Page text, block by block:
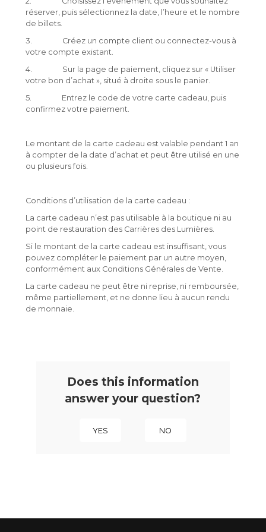
réserver, puis sélectionnez la date, l’heure et le nombre
de billets.
3. Créez un compte client ou connectez-vous à
votre compte existant.
4. Sur la page de paiement, cliquez sur « Utiliser
votre bon d’achat », situé à droite sous le panier.
5. Entrez le code de votre carte cadeau, puis
confirmez votre paiement.
Le montant de la carte cadeau est valable pendant 1 an
à compter de la date d’achat et peut être utilisé en une
ou plusieurs fois.
Conditions d’utilisation de la carte cadeau :
La carte cadeau n’est pas utilisable à la boutique ni au
point de restauration des Carrières des Lumières.
Si le montant de la carte cadeau est insuffisant, vous
pouvez compléter le paiement par un autre moyen,
conformément aux Conditions Générales de Vente.
La carte cadeau ne peut être ni reprise, ni remboursée,
même partiellement, et ne donne lieu à aucun rendu
de monnaie.
Does this information
answer your question?
YES NO